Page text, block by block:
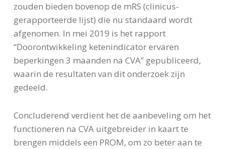
zouden bieden bovenop de mRS (clinicus-
gerapporteerde lijst) die nu standaard wordt
afgenomen. In mei 2019 is het rapport
“Doorontwikkeling ketenindicator ervaren
beperkingen 3 maanden na CVA” gepubliceerd,
waarin de resultaten van dit onderzoek zijn
gedeeld.
Concluderend verdient het de aanbeveling om het
functioneren na CVA uitgebreider in kaart te
brengen middels een PROM, om zo beter aan te